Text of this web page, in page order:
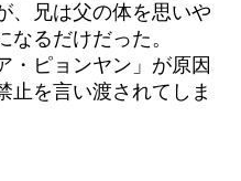
、兄は父の体を思いや
なるだけだった。
・ピョンヤン」が原因
止を言い渡されてしま